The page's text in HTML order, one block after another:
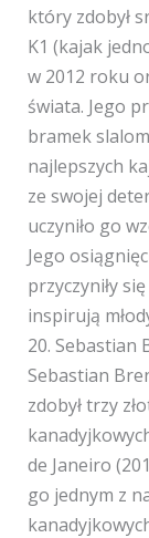
który zdobył
K1 (kajak
w 2012 roku
świata. Jego
bramek
najlepszych
ze swojej
uczyniło go
Jego
przyczyniły
inspirują
20. Sebastian
Sebastian
zdobył trzy
de Janeiro
go jednym z